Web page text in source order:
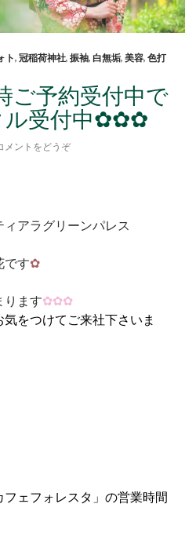
ト, 冠稲荷神社, 振袖, 白無垢, 美容, 色打
ご予約受付中で
ル受付中✿✿✿
メントをどうぞ
アラグリーンパレス
です✿
ります✿✿✿
をつけてご来社下さいま
ェフォレスタ」の営業時間